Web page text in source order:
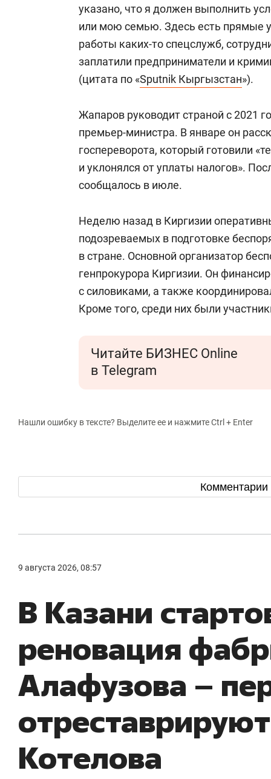
указано, что я должен выполнить
или мою семью. Здесь есть прямые
работы каких-то спецслужб,
заплатили предприниматели и
(цитата по «Sputnik Кыргызстан»).
Жапаров руководит страной с 2021
премьер-министра. В январе он
госпереворота, который готовили
и уклонялся от уплаты налогов».
сообщалось в июле.
Неделю назад в Киргизии
подозреваемых в подготовке
в стране. Основной организатор
генпрокурора Киргизии. Он
с силовиками, а также
Кроме того, среди них были
Читайте БИЗНЕС Online
в Telegram
Нашли ошибку в тексте? Выделите ее и нажмите Ctrl + Enter
Комментарии
9 августа 2026, 08:57
В Казани
реновация
Алафузова –
Котелова